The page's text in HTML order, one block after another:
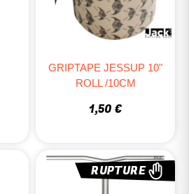
GRIPTAPE JESSUP 10"
ROLL /10CM
1,50 €
RUPTURE